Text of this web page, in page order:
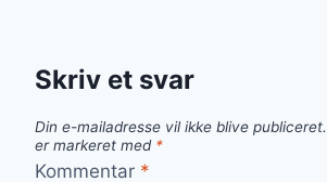
Skriv et svar
Din e-mailadresse vil ikke blive publiceret.
er markeret med *
Kommentar *